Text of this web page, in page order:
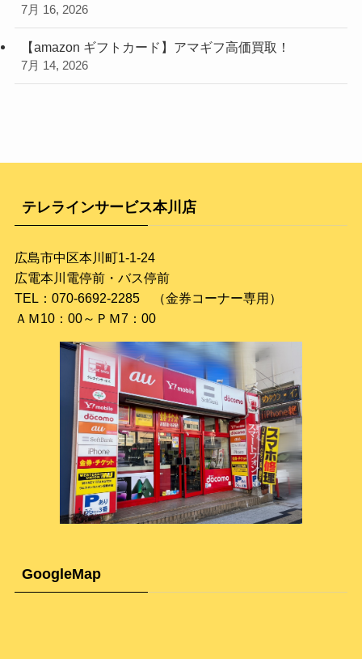
7月 16, 2026
【amazon ギフトカード】アマギフ高価買取！
7月 14, 2026
テレラインサービス本川店
広島市中区本川町1-1-24
広電本川電停前・バス停前
TEL：070-6692-2285 （金券コーナー専用）
ＡＭ10：00～ＰＭ7：00
GoogleMap